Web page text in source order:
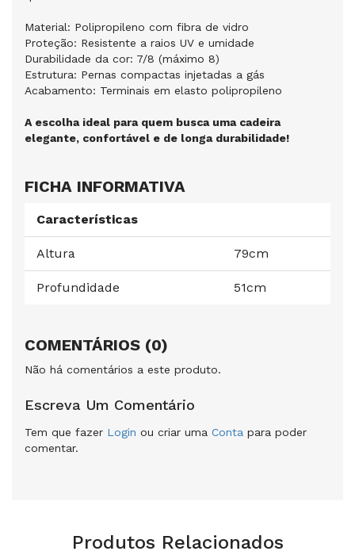
Material: Polipropileno com fibra de vidro
Proteção: Resistente a raios UV e umidade
Durabilidade da cor: 7/8 (máximo 8)
Estrutura: Pernas compactas injetadas a gás
Acabamento: Terminais em elasto polipropileno
A escolha ideal para quem busca uma cadeira
elegante, confortável e de longa durabilidade!
FICHA INFORMATIVA
Características
Altura 79cm
Profundidade 51cm
COMENTÁRIOS (0)
Não há comentários a este produto.
Escreva Um Comentário
Tem que fazer Login ou criar uma Conta para poder
comentar.
Produtos Relacionados